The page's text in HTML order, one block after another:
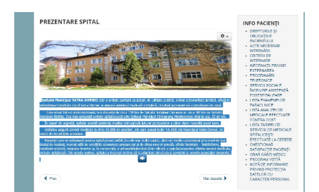
APARAT FUNCŢIONAL
DISPENSAR DE PNEUMOFTIZIOLOGIE (TBC)
AMBULATORIU INTEGRAT
CABINET PNEUMOLGIE
AMBULATOR BOLI INFECŢIOASE
AMBULATOR OBSTETRICĂ GINECOLOGIE
AMBULATOR CHIRURGIE
AMBULATOR ORTOPEDIE ȘI TRAUMATOLOGIE
AMBULATOR MEDICINĂ INTERNĂ
AMBULATOR NEUROLOGIE
AMBULATOR PEDIATRIE
AMBULATOR ÎNGRIJIRI PALIATIVE
MANAGEMENT
PROIECT DE MANAGEMENT 2026